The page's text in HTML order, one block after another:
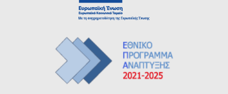
ανάλυση στοιχείων επισκεψιμότητας. Με την πρόσβαση
στον ιστότοπο συμφωνείτε στη χρήση των cookies.
Το κατάλαβα Περισσότερα